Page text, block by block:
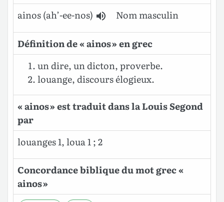
ainos (ah’-ee-nos) Nom masculin
Définition de « ainos » en grec
un dire, un dicton, proverbe.
louange, discours élogieux.
« ainos » est traduit dans la Louis Segond
par
louanges 1, loua 1 ; 2
Concordance biblique du mot grec «
ainos »